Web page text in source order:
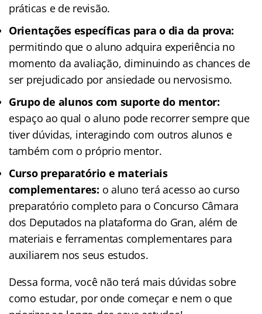
práticas e de revisão.
Orientações específicas para o dia da prova:
permitindo que o aluno adquira experiência no
momento da avaliação, diminuindo as chances de
ser prejudicado por ansiedade ou nervosismo.
Grupo de alunos com suporte do mentor:
espaço ao qual o aluno pode recorrer sempre que
tiver dúvidas, interagindo com outros alunos e
também com o próprio mentor.
Curso preparatório e materiais
complementares: o aluno terá acesso ao curso
preparatório completo para o Concurso Câmara
dos Deputados na plataforma do Gran, além de
materiais e ferramentas complementares para
auxiliarem nos seus estudos.
Dessa forma, você não terá mais dúvidas sobre
como estudar, por onde começar e nem o que